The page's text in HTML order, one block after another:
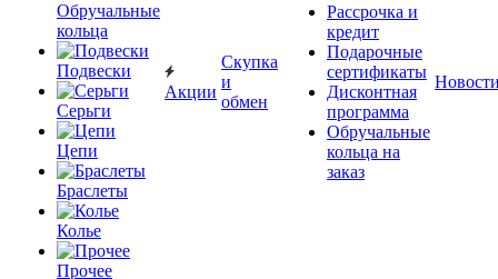
Обручальные
кольца
Подвески
Серьги
Цепи
Браслеты
Колье
Прочее
Акции
Скупка
и
обмен
Рассрочка и
кредит
Подарочные
сертификаты
Дисконтная
программа
Обручальные
кольца на
заказ